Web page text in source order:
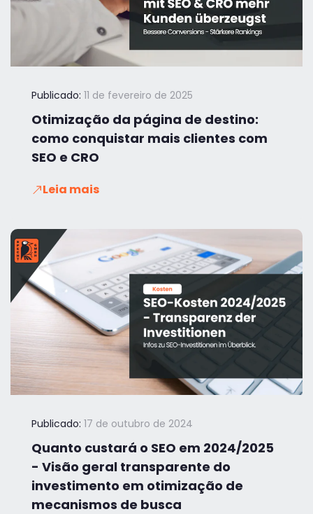
Publicado: 11 de fevereiro de 2025
Otimização da página de destino:
como conquistar mais clientes com
SEO e CRO
Leia mais
Publicado: 17 de outubro de 2024
Quanto custará o SEO em 2024/2025
- Visão geral transparente do
investimento em otimização de
mecanismos de busca